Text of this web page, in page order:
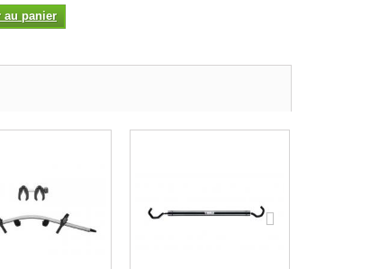
au panier